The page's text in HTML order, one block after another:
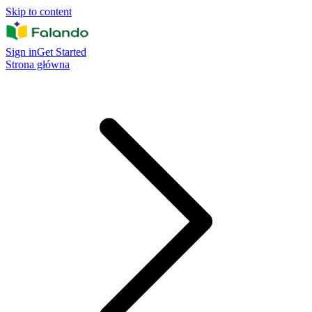
Skip to content
Sign inGet Started
Strona główna